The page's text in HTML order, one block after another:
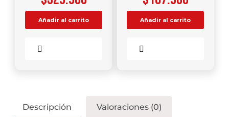
Añadir al carrito Añadir al carrito
Descripción Valoraciones (0)